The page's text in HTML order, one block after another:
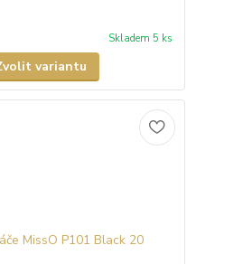
Skladem 5 ks
variantu